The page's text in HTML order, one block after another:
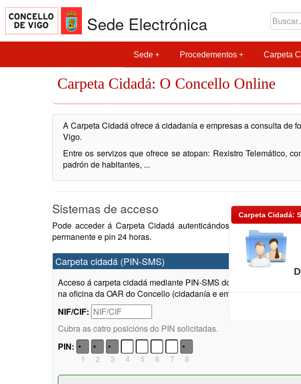
Sede Electrónica
Sede Procedementos Carpeta
Carpeta Cidadá: O Concello Online
A Carpeta Cidadá ofrece á cidadanía e empresas a consulta
Vigo.
Entre os servizos que ofrece se atopan: Rexistro Telemático,
padrón de habitantes, ...
Sistemas de acceso
Pode acceder á Carpeta Cidadá autenticándose das seguintes
permanente e pin 24 horas.
Carpeta cidadá (PIN-SMS)
Acceso á carpeta cidadá mediante PIN-SMS do Concello de Vigo,
na oficina da OAR do Concello (cidadanía e empresas).
NIF/CIF:
Cubra as catro posicións do PIN solicitadas.
PIN:
1 2 3 4 5 6 7 8
Carpeta Cidadá: